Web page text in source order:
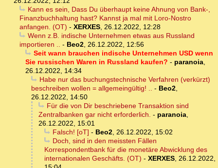
Kann es sein, Dass Du überhaupt keine Ahnung von Bank-,
Finanzbuchhaltung hast? Kannst ja mal mit Loro-Nostro
anfangen. (OT) - XERXES, 26.12.2022, 12:28
Wenn z.B. indische Unternehmen etwas aus Russland
importieren .. - Beo2, 26.12.2022, 12:56
Seit wann brauchen indische Unternehmen USD wenn
Sie russischen Waren in Russland kaufen? - paranoia,
26.12.2022, 14:34
Habe nur das buchungstechnische Verfahren (verkürzt)
beschreiben wollen = allgemeingültig! .. - Beo2,
26.12.2022, 14:50
Für die von Dir beschriebene Transaktion sind
Zentralbanken gar nicht erforderlich. - paranoia,
26.12.2022, 15:01
Falsch! [oT] - Beo2, 26.12.2022, 15:02
Doch, sind in den meissten Fällen
Korrespondentbank für die monetäre Abwicklung des
internationalen Geschäfts. (OT) - XERXES, 26.12.2022,